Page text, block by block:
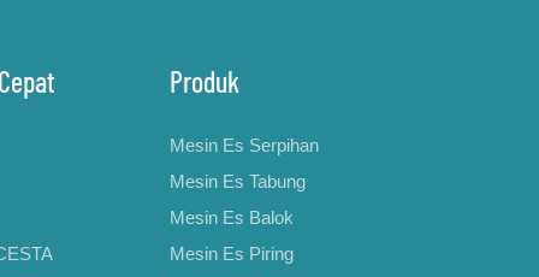
Produk
Mesin Es Serpihan
Mesin Es Tabung
Mesin Es Balok
Mesin Es Piring